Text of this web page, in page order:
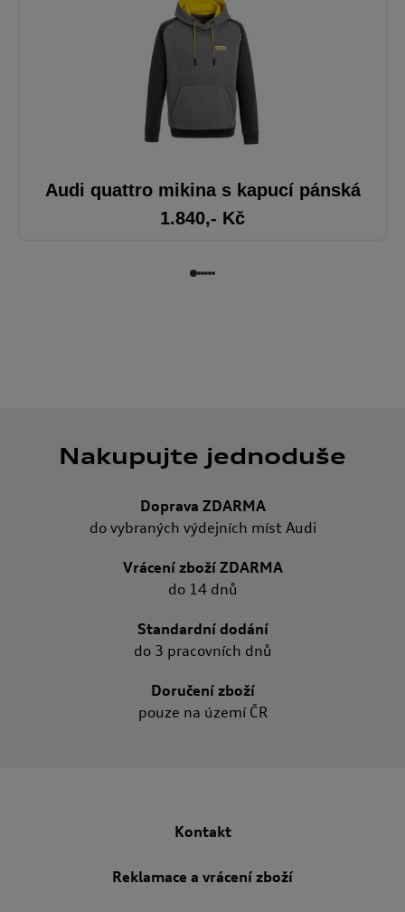
Audi quattro mikina s kapucí pánská
1.840,- Kč
Nakupujte jednoduše
Doprava ZDARMA
do vybraných výdejních míst Audi
Vrácení zboží ZDARMA
do 14 dnů
Standardní dodání
do 3 pracovních dnů
Doručení zboží
pouze na území ČR
Kontakt
Reklamace a vrácení zboží